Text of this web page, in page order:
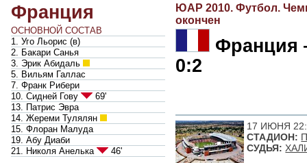
Франция
ОСНОВНОЙ СОСТАВ
1. Уго Льорис (в)
2. Бакари Санья
3. Эрик Абидаль
5. Вильям Галлас
7. Франк Рибери
10. Сидней Гову
69'
13. Патрис Эвра
14. Жереми Тулялян
15. Флоран Малуда
19. Абу Диаби
21. Николя Анелька
46'
ЮАР 2010. Футбол.
окончен
Франция
0:2
17 ИЮНЯ
СТАДИОН:
СУДЬЯ: